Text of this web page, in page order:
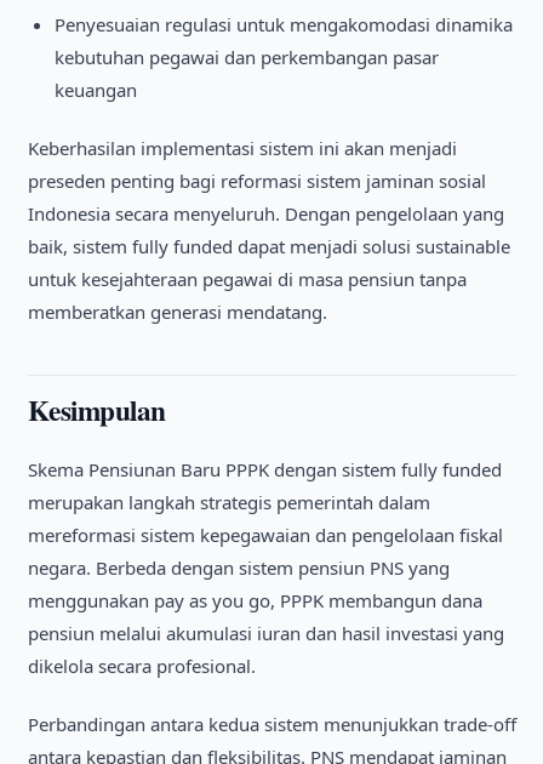
Penyesuaian regulasi untuk mengakomodasi dinamika
kebutuhan pegawai dan perkembangan pasar
keuangan
Keberhasilan implementasi sistem ini akan menjadi
preseden penting bagi reformasi sistem jaminan sosial
Indonesia secara menyeluruh. Dengan pengelolaan yang
baik, sistem fully funded dapat menjadi solusi sustainable
untuk kesejahteraan pegawai di masa pensiun tanpa
memberatkan generasi mendatang.
Kesimpulan
Skema Pensiunan Baru PPPK dengan sistem fully funded
merupakan langkah strategis pemerintah dalam
mereformasi sistem kepegawaian dan pengelolaan fiskal
negara. Berbeda dengan sistem pensiun PNS yang
menggunakan pay as you go, PPPK membangun dana
pensiun melalui akumulasi iuran dan hasil investasi yang
dikelola secara profesional.
Perbandingan antara kedua sistem menunjukkan trade-off
antara kepastian dan fleksibilitas. PNS mendapat jaminan